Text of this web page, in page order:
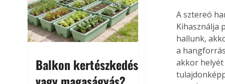
Balkon kertészkedés
A sztereó
Kihasználja
hallunk,
a
akkor